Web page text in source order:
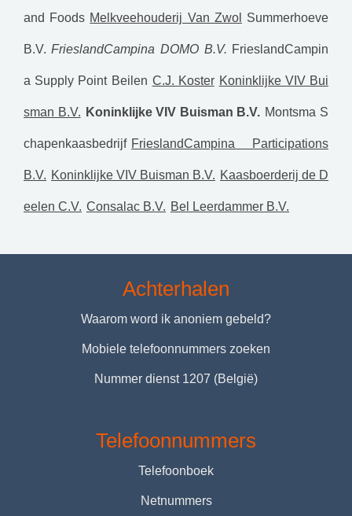
and Foods Melkveehouderij Van Zwol Summerhoeve
B.V. FrieslandCampina DOMO B.V. FrieslandCampin
a Supply Point Beilen C.J. Koster Koninklijke VIV Bui
sman B.V. Koninklijke VIV Buisman B.V. Montsma S
chapenkaasbedrijf FrieslandCampina Participations
B.V. Koninklijke VIV Buisman B.V. Kaasboerderij de D
eelen C.V. Consalac B.V. Bel Leerdammer B.V.
Achterhalen
Waarom word ik anoniem gebeld?
Mobiele telefoonnummers zoeken
Nummer dienst 1207 (België)
Telefoonnummers
Telefoonboek
Netnummers